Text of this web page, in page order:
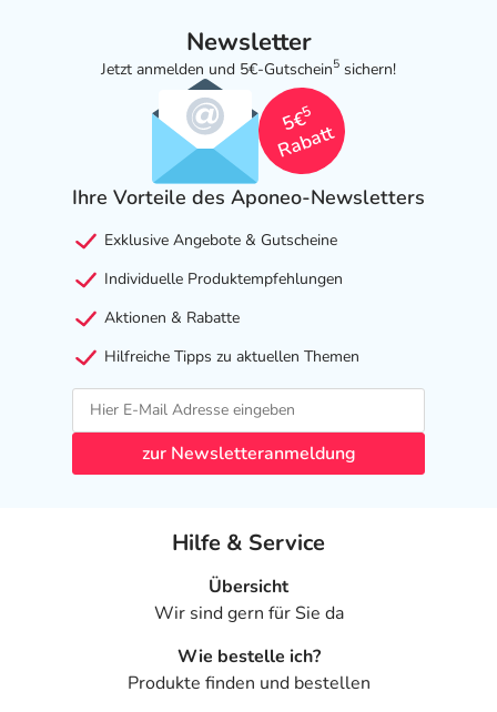
Newsletter
Jetzt anmelden und 5€-Gutschein5 sichern!
5€
5
Rabatt
Ihre Vorteile des Aponeo-Newsletters
Exklusive Angebote & Gutscheine
Individuelle Produktempfehlungen
Aktionen & Rabatte
Hilfreiche Tipps zu aktuellen Themen
zur Newsletteranmeldung
Hilfe & Service
Übersicht
Wir sind gern für Sie da
Wie bestelle ich?
Produkte finden und bestellen